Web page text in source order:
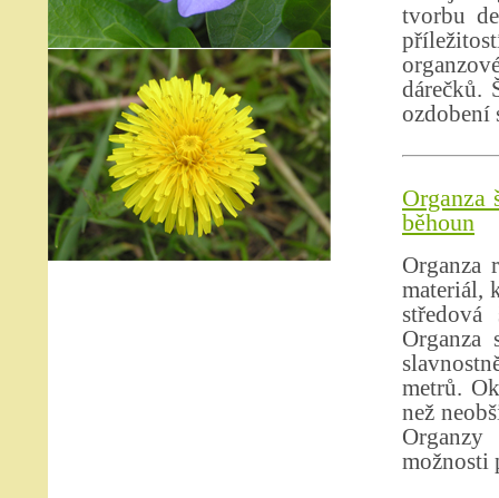
tvorbu
dárečků.
ozdobení
Organza
běhoun
Organza
materiál,
Organza
metrů.
než
možnosti